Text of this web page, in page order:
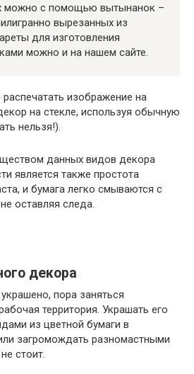
можно с помощью вытынанок –
вырезанных из
для изготовления
можно и на нашем сайте.
изображение на
на стекле, используя обычную
нельзя!).
данных видов декора
является также простота
и бумага легко смываются с
оставляя следа.
декора
пора заняться
территория. Украшать его
из цветной бумаги в
загромождать разномастными
стоит.